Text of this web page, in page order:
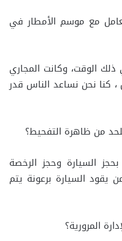
مع موسم الأمطار في
ذلك الوقت، وكانت المجاري
، كنا نحن نساعد الناس قدر
من ظاهرة التفحيط؟
السيارة وحجز الرخصة
يقود السيارة برعونة يتم
المرورية؟